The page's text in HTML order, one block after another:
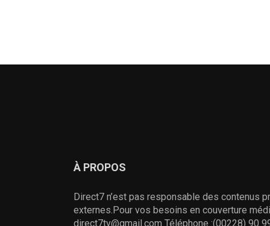
À PROPOS
Direct7 n’est pas responsable des contenus
externes.Pour vos besoins en couverture
direct7tv@gmail.com Téléphone :(00228) 90